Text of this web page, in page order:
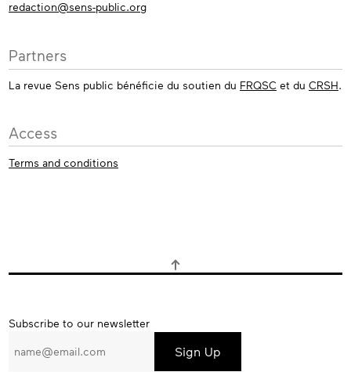
redaction@sens-public.org
Partners
La revue Sens public bénéficie du soutien du FRQSC et du CRSH.
Access
Terms and conditions
Subscribe
our
Subscribe to our newsletter